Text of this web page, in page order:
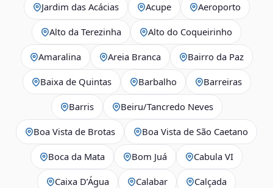
Jardim das Acácias Acupe Aeroporto
Alto da Terezinha Alto do Coqueirinho
Amaralina Areia Branca Bairro da Paz
Baixa de Quintas Barbalho Barreiras
Barris Beiru/Tancredo Neves
Boa Vista de Brotas Boa Vista de São Caetano
Boca da Mata Bom Juá Cabula VI
Caixa D’Água Calabar Calçada